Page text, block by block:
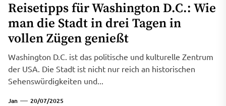
Reisetipps für Washington D.C.: Wie
man die Stadt in drei Tagen in
vollen Zügen genießt
Washington D.C. ist das politische und kulturelle Zentrum
der USA. Die Stadt ist nicht nur reich an historischen
Sehenswürdigkeiten und...
Jan 20/07/2025